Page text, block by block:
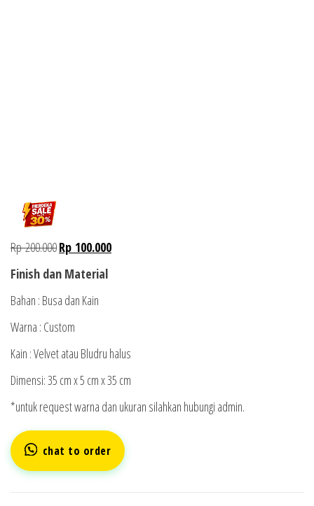
Rp200.000Rp 100.000
Finish dan Material
Bahan : Busa dan Kain
Warna : Custom
Kain : Velvet atau Bludru halus
Dimensi: 35 cm x 5 cm x 35 cm
*untuk request warna dan ukuran silahkan hubungi admin.
chat to order